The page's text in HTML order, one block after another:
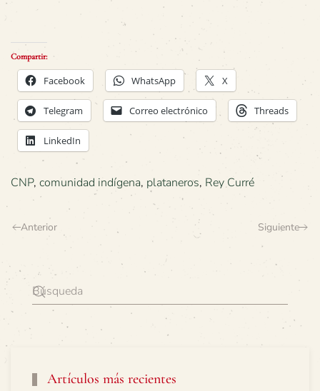
Compartir:
Facebook WhatsApp X
Telegram Correo electrónico Threads
LinkedIn
CNP, comunidad indígena, plataneros, Rey Curré
Anterior Siguiente
Artículos más recientes